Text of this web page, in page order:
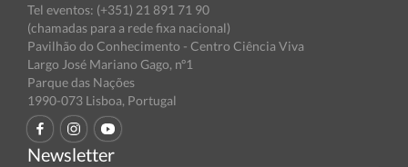
Tel eventos: (+351) 21 891 71 90
(chamadas para a rede fixa nacional)
Pavilhão do Conhecimento - Centro Ciência Viva
Largo José Mariano Gago, nº1
Parque das Nações
1990-073 Lisboa, Portugal
Newsletter